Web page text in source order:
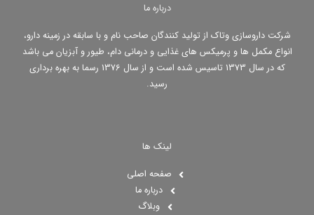
درباره ما
شرکت داروسازی وتاک از تولید کنندگان صاحب نام و با سابقه در زمینه دارو،
انواع مکمل ها و پرمیکس های غذایی و درمانی دام، طیور و آبزیان می باشد
که در سال 1373 تاسیس شده است و از سال 1376 رسما به بهره برداری
رسید.
لینک ها
صفحه اصلی
درباره ما
وبلاگ